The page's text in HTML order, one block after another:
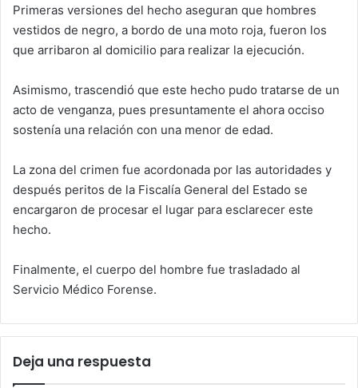
Primeras versiones del hecho aseguran que hombres
vestidos de negro, a bordo de una moto roja, fueron los
que arribaron al domicilio para realizar la ejecución.
Asimismo, trascendió que este hecho pudo tratarse de un
acto de venganza, pues presuntamente el ahora occiso
sostenía una relación con una menor de edad.
La zona del crimen fue acordonada por las autoridades y
después peritos de la Fiscalía General del Estado se
encargaron de procesar el lugar para esclarecer este
hecho.
Finalmente, el cuerpo del hombre fue trasladado al
Servicio Médico Forense.
Deja una respuesta